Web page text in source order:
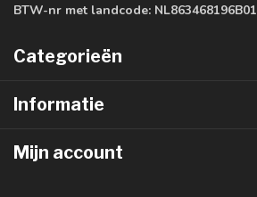
BTW-nr met landcode: NL863468196B01
Categorieën
Informatie
Mijn account